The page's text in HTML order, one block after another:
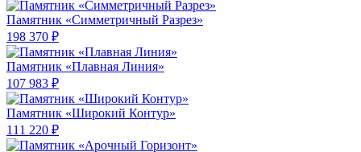
Памятник «Симметричный Разрез»
198 370 ₽
Памятник «Плавная Линия»
107 983 ₽
Памятник «Широкий Контур»
111 220 ₽